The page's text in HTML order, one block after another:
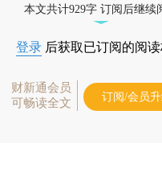
本文共计929字 订阅后继续
登录 后获取已订阅的阅
财新通会员
可畅读全文
订阅/会员